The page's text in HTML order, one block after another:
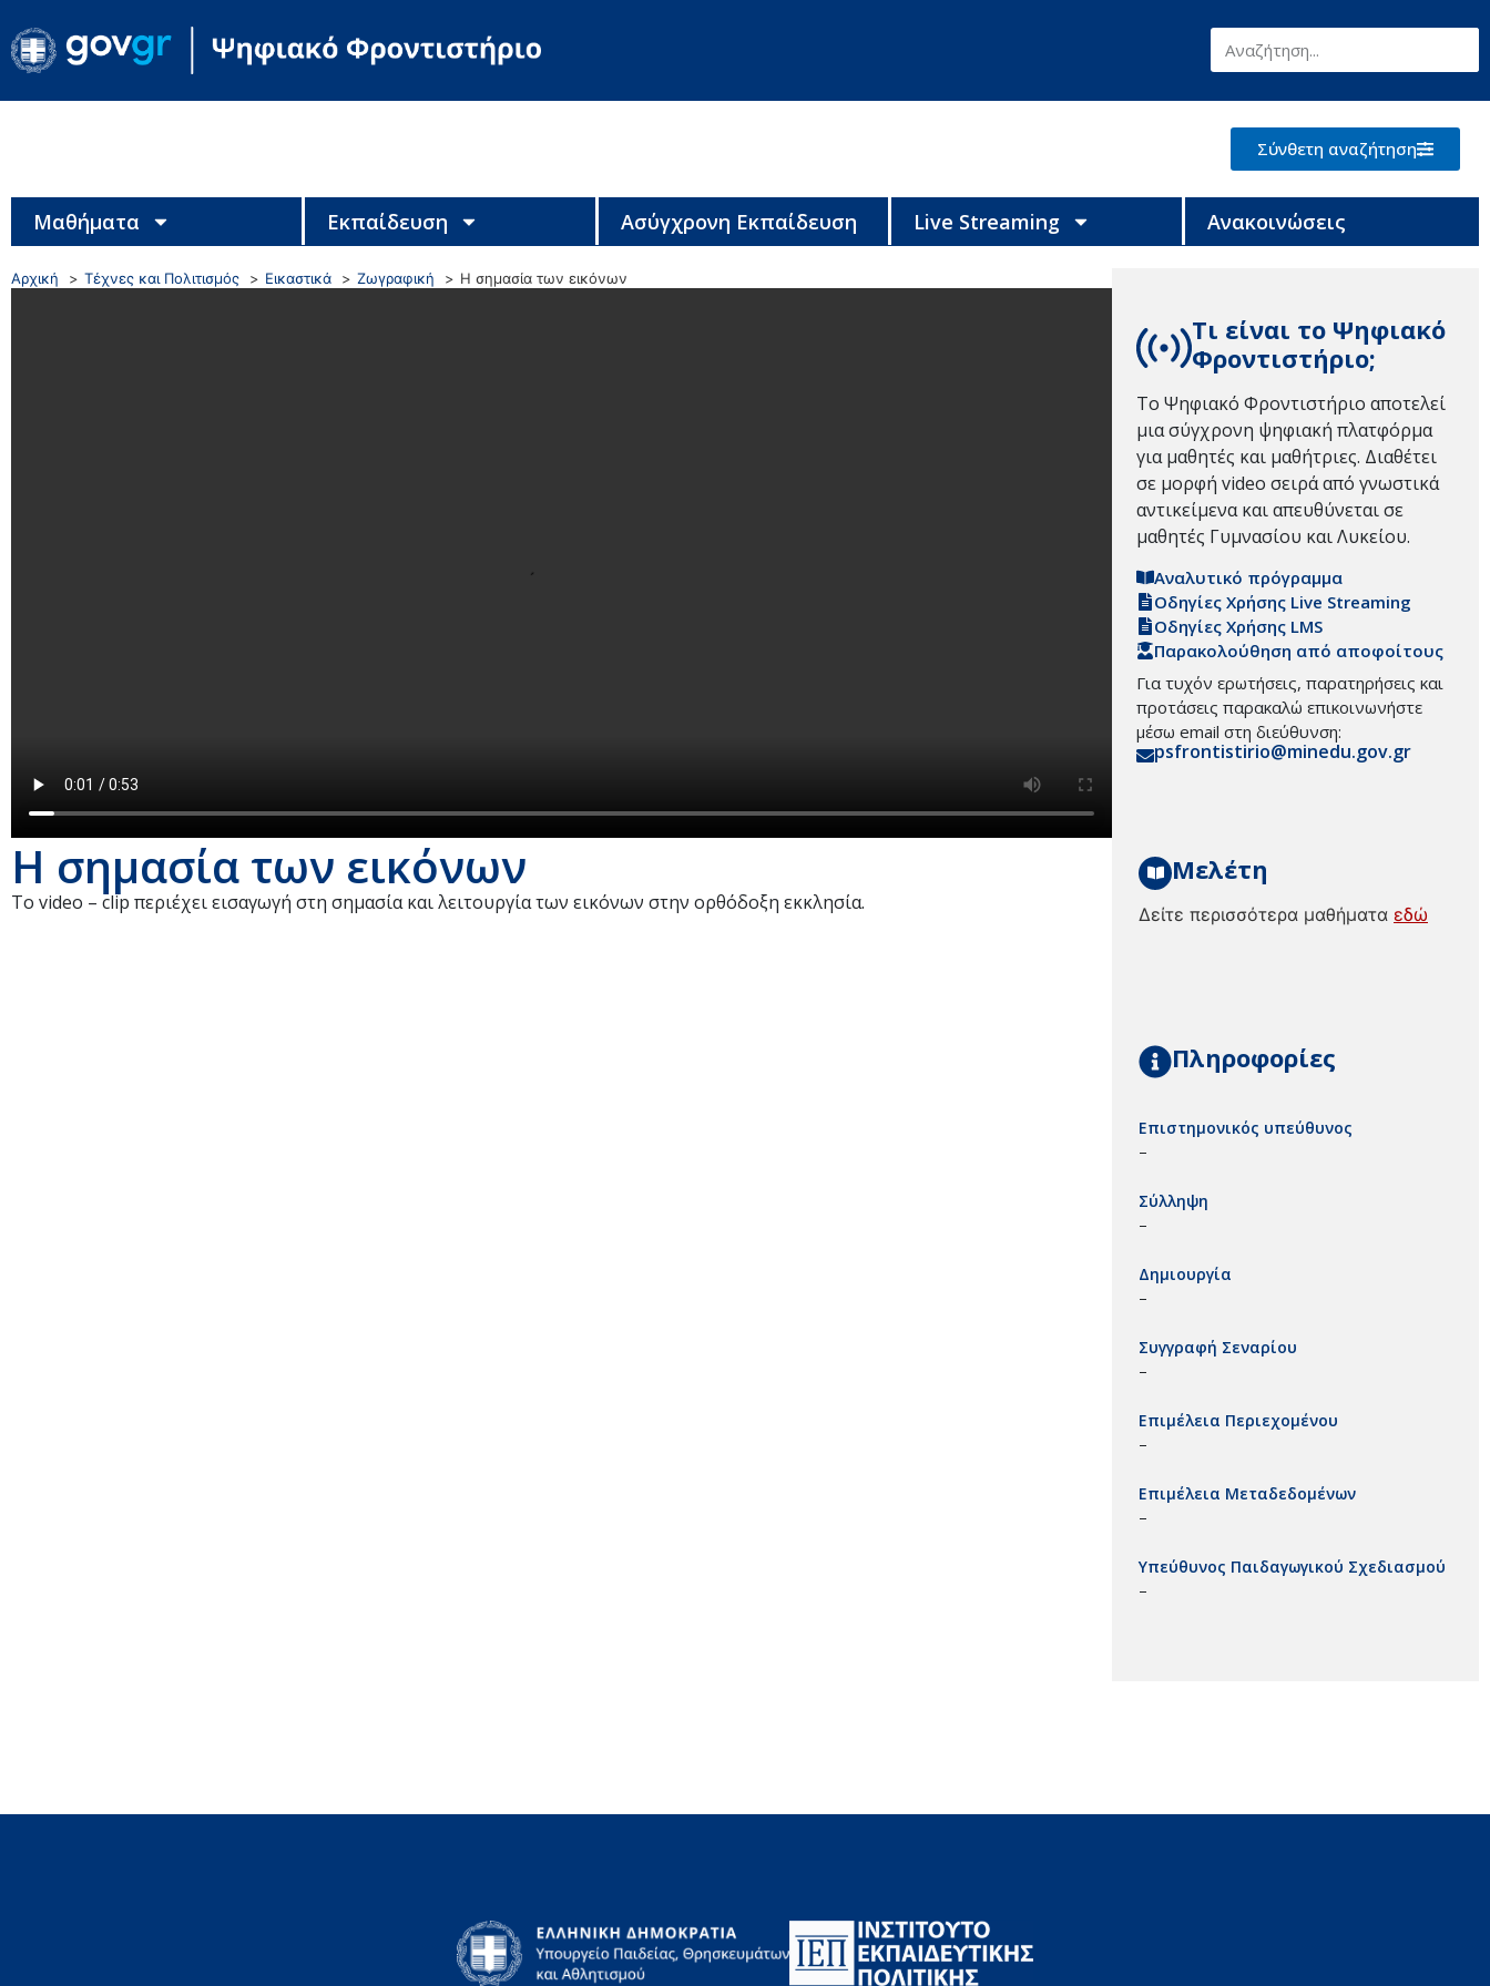
Σύνθετη αναζήτηση
Μαθήματα Εκπαίδευση Ασύγχρονη Εκπαίδευση Live Streaming Ανακοινώσεις
Αρχική Τέχνες και Πολιτισμός Εικαστικά Ζωγραφική Η σημασία των εικόνων
Η σημασία των εικόνων
Το video – clip περιέχει εισαγωγή στη σημασία και λειτουργία των εικόνων στην ορθόδοξη εκκλησία.
Τι είναι το Ψηφιακό
Φροντιστήριο;
Το Ψηφιακό Φροντιστήριο αποτελεί
μια σύγχρονη ψηφιακή πλατφόρμα
για μαθητές και μαθήτριες. Διαθέτει
σε μορφή video σειρά από γνωστικά
αντικείμενα και απευθύνεται σε
μαθητές Γυμνασίου και Λυκείου.
Αναλυτικό πρόγραμμα
Οδηγίες Χρήσης Live Streaming
Οδηγίες Χρήσης LMS
Παρακολούθηση από αποφοίτους
Για τυχόν ερωτήσεις, παρατηρήσεις και
προτάσεις παρακαλώ επικοινωνήστε
μέσω email στη διεύθυνση:
psfrontistirio@minedu.gov.gr
Μελέτη
Δείτε περισσότερα μαθήματα εδώ
Πληροφορίες
Επιστημονικός υπεύθυνος
–
Σύλληψη
–
Δημιουργία
–
Συγγραφή Σεναρίου
–
Επιμέλεια Περιεχομένου
–
Επιμέλεια Μεταδεδομένων
–
Υπεύθυνος Παιδαγωγικού Σχεδιασμού
–